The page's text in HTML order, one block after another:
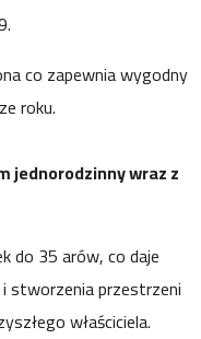
co zapewnia wygodny i
roku.
jednorodzinny wraz z
do 35 arów, co daje
stworzenia przestrzeni
właściciela.